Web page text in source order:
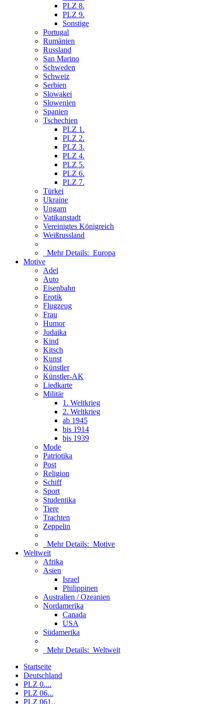
PLZ 8.
PLZ 9.
Sonstige
Portugal
Rumänien
Russland
San Marino
Schweden
Schweiz
Serbien
Slowakei
Slowenien
Spanien
Tschechien
PLZ 1.
PLZ 2.
PLZ 3.
PLZ 4.
PLZ 5.
PLZ 6.
PLZ 7.
Türkei
Ukraine
Ungarn
Vatikanstadt
Vereinigtes Königreich
Weißrussland
Mehr Details: Europa
Motive
Adel
Auto
Eisenbahn
Erotik
Flugzeug
Frau
Humor
Judaika
Kind
Kitsch
Kunst
Künstler
Künstler-AK
Liedkarte
Militär
1. Weltkrieg
2. Weltkrieg
ab 1945
bis 1914
bis 1939
Mode
Patriotika
Post
Religion
Schiff
Sport
Studentika
Tiere
Trachten
Zeppelin
Mehr Details: Motive
Weltweit
Afrika
Asien
Israel
Philippinen
Australien / Ozeanien
Nordamerika
Canada
USA
Südamerika
Mehr Details: Weltweit
Startseite
Deutschland
PLZ 0....
PLZ 06...
PLZ 061..